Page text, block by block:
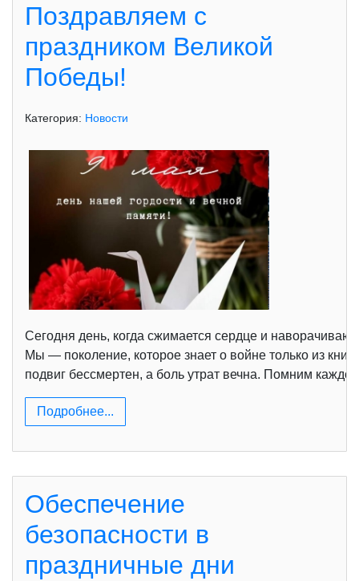
Поздравляем с
праздником Великой
Победы!
Категория: Новости
Сегодня день, когда сжимается сердце и
Мы — поколение, которое знает о войне только из
подвиг бессмертен, а боль утрат вечна. Помним
Подробнее...
Обеспечение
безопасности в
праздничные дни